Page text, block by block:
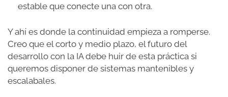
estable que conecte una con otra.
Y ahí es donde la continuidad empieza a romperse.
Creo que el corto y medio plazo, el futuro del
desarrollo con la IA debe huir de esta práctica si
queremos disponer de sistemas mantenibles y
escalabales.